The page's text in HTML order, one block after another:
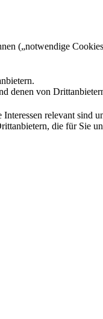
(„notwendige
denen von
relevant sind
die für Sie